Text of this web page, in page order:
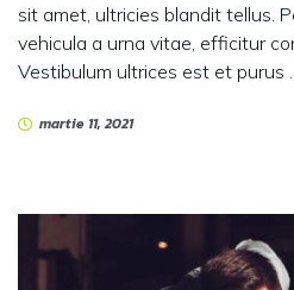
sit amet, ultricies blandit tellus.
vehicula a urna vitae, efficitur
Vestibulum ultrices est et purus …
martie 11, 2021